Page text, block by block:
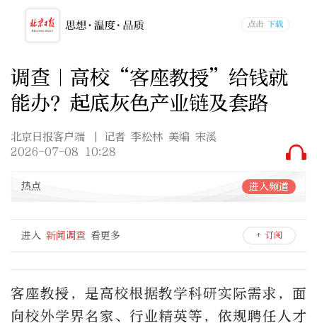
调查｜高校“客座教授”给钱就
能办？起底灰色产业链及套路
北京日报客户端
| 记者 李松林 美编 宋溪
2026-07-08 10:28
热点 进入频道
进入 新闻调查 看更多 + 订阅
客座教授，是高校根据教学科研实际需求，面
向校外学界名家、行业精英等，依规聘任人才